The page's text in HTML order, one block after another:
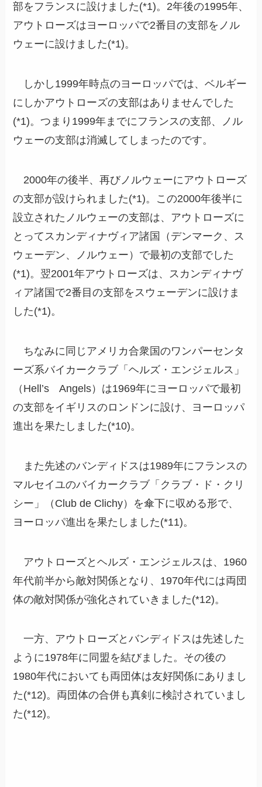
部をフランスに設けました(*1)。2年後の1995年、
アウトローズはヨーロッパで2番目の支部をノル
ウェーに設けました(*1)。
しかし1999年時点のヨーロッパでは、ベルギー
にしかアウトローズの支部はありませんでした
(*1)。つまり1999年までにフランスの支部、ノル
ウェーの支部は消滅してしまったのです。
2000年の後半、再びノルウェーにアウトローズ
の支部が設けられました(*1)。この2000年後半に
設立されたノルウェーの支部は、アウトローズに
とってスカンディナヴィア諸国（デンマーク、ス
ウェーデン、ノルウェー）で最初の支部でした
(*1)。翌2001年アウトローズは、スカンディナヴ
ィア諸国で2番目の支部をスウェーデンに設けま
した(*1)。
ちなみに同じアメリカ合衆国のワンパーセンタ
ーズ系バイカークラブ「ヘルズ・エンジェルス」
（Hell’s Angels）は1969年にヨーロッパで最初
の支部をイギリスのロンドンに設け、ヨーロッパ
進出を果たしました(*10)。
また先述のバンディドスは1989年にフランスの
マルセイユのバイカークラブ「クラブ・ド・クリ
シー」（Club de Clichy）を傘下に収める形で、
ヨーロッパ進出を果たしました(*11)。
アウトローズとヘルズ・エンジェルスは、1960
年代前半から敵対関係となり、1970年代には両団
体の敵対関係が強化されていきました(*12)。
一方、アウトローズとバンディドスは先述した
ように1978年に同盟を結びました。その後の
1980年代においても両団体は友好関係にありまし
た(*12)。両団体の合併も真剣に検討されていまし
た(*12)。